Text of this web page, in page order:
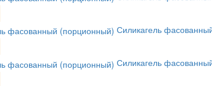
Силикагель
Силикагель